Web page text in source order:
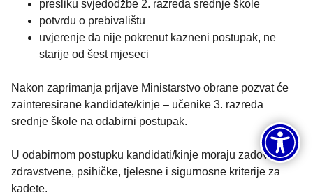
presliku svjedodžbe 2. razreda srednje škole
potvrdu o prebivalištu
uvjerenje da nije pokrenut kazneni postupak, ne
starije od šest mjeseci
Nakon zaprimanja prijave Ministarstvo obrane pozvat će
zainteresirane kandidate/kinje – učenike 3. razreda
srednje škole na odabirni postupak.
U odabirnom postupku kandidati/kinje moraju zadovoljiti
zdravstvene, psihičke, tjelesne i sigurnosne kriterije za
kadete.